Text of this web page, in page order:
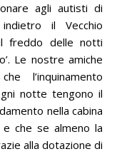
agli autisti di
il Vecchio
freddo delle notti
Le nostre amiche
l’inquinamento
notte tengono il
nella cabina
che se almeno la
alla dotazione di